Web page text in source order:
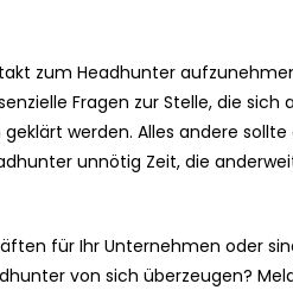
zum Headhunter
Fragen zur Stelle, die sich
werden. Alles andere
unnötig Zeit, die
für Ihr Unternehmen oder
von sich überzeugen?